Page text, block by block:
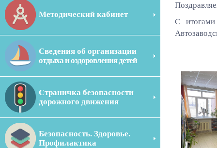
Методический кабинет
Сведения об организации
отдыха и оздоровления детей
Страничка безопасности
дорожного движения
Безопасность. Здоровье.
Профилактика
С итогами